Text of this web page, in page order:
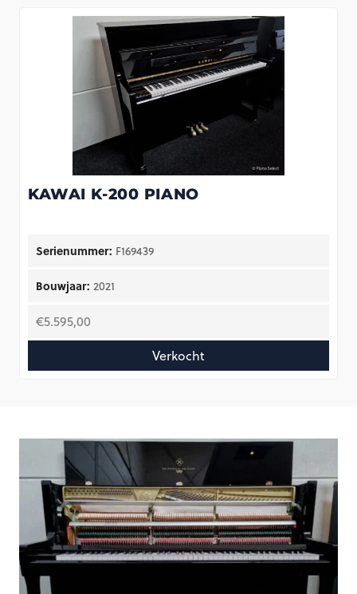
KAWAI K-200 PIANO
Serienummer: F169439
Bouwjaar: 2021
€5.595,00
Verkocht